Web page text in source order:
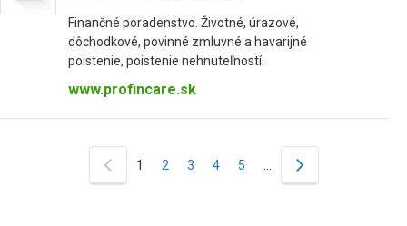
Finančné poradenstvo. Životné, úrazové,
dôchodkové, povinné zmluvné a havarijné
poistenie, poistenie nehnuteľností.
www.profincare.sk
1 2 3 4 5